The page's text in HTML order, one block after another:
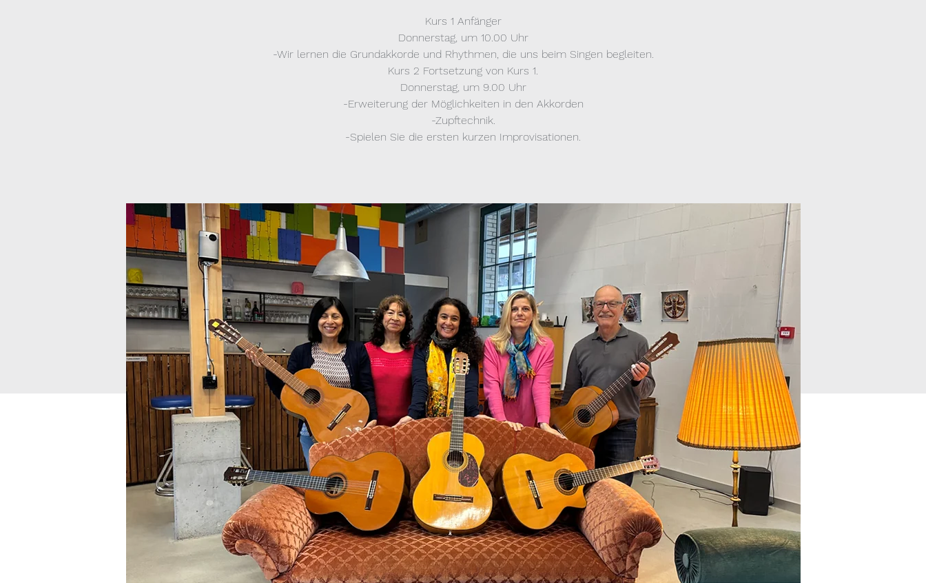
Kurs 1 Anfänger
Donnerstag, um 10.00 Uhr
-Wir lernen die Grundakkorde und Rhythmen, die uns beim Singen begleiten.
Kurs 2 Fortsetzung von Kurs 1.
Donnerstag, um 9.00 Uhr
-Erweiterung der Möglichkeiten in den Akkorden
-Zupftechnik.
-Spielen Sie die ersten kurzen Improvisationen.